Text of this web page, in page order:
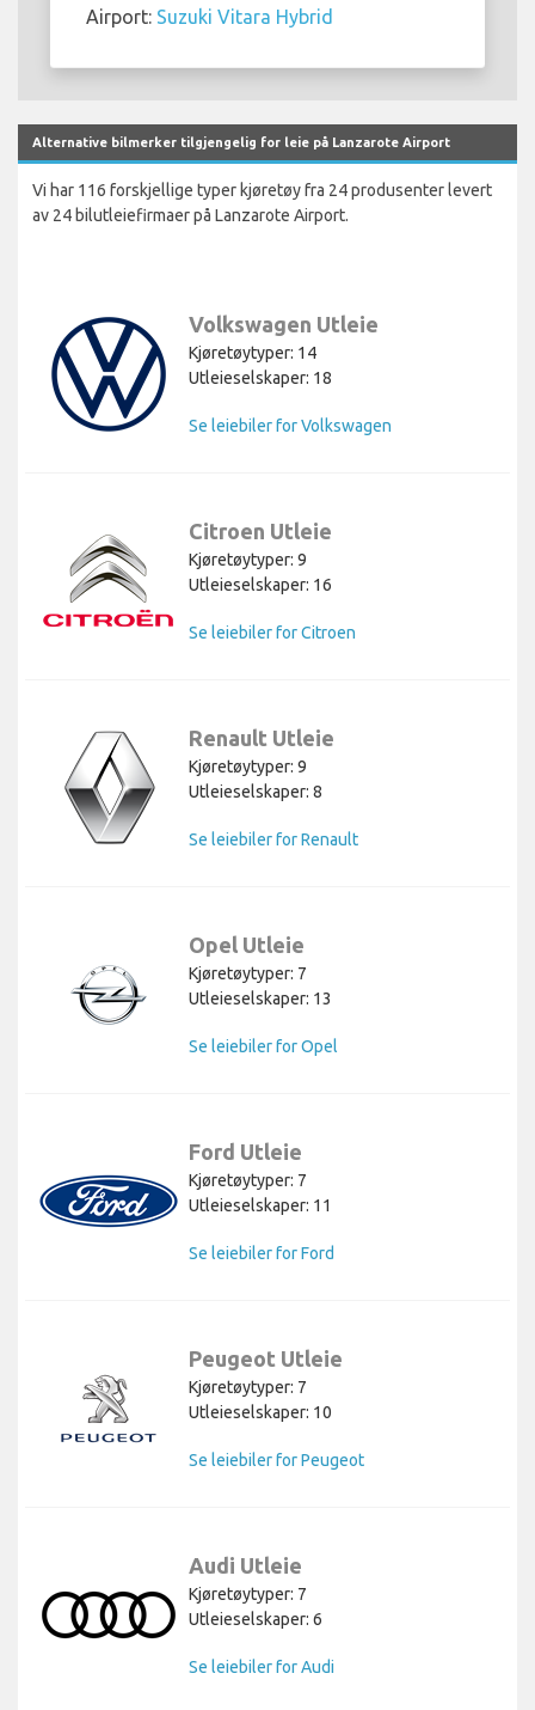
Airport: Suzuki Vitara Hybrid
Alternative bilmerker tilgjengelig for leie på Lanzarote Airport
Vi har 116 forskjellige typer kjøretøy fra 24 produsenter levert
av 24 bilutleiefirmaer på Lanzarote Airport.
Volkswagen Utleie
Kjøretøytyper: 14
Utleieselskaper: 18
Se leiebiler for Volkswagen
Citroen Utleie
Kjøretøytyper: 9
Utleieselskaper: 16
Se leiebiler for Citroen
Renault Utleie
Kjøretøytyper: 9
Utleieselskaper: 8
Se leiebiler for Renault
Opel Utleie
Kjøretøytyper: 7
Utleieselskaper: 13
Se leiebiler for Opel
Ford Utleie
Kjøretøytyper: 7
Utleieselskaper: 11
Se leiebiler for Ford
Peugeot Utleie
Kjøretøytyper: 7
Utleieselskaper: 10
Se leiebiler for Peugeot
Audi Utleie
Kjøretøytyper: 7
Utleieselskaper: 6
Se leiebiler for Audi